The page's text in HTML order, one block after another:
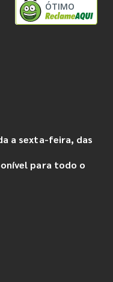
ÓTIMO
a sexta-feira, das
para todo o